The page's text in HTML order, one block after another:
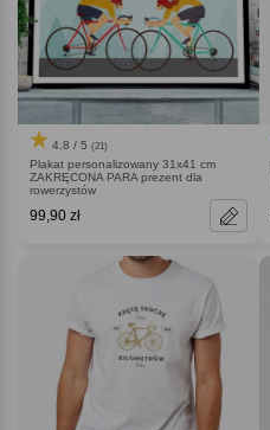
4.8 / 5 (21)
Plakat personalizowany 31x41 cm
ZAKRĘCONA PARA prezent dla
rowerzystów
99,90 zł